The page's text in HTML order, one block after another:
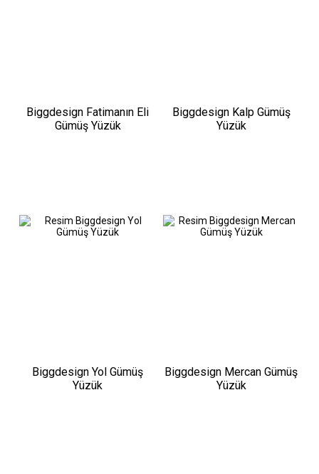
Biggdesign Fatimanın Eli
Gümüş Yüzük
Biggdesign Kalp Gümüş
Yüzük
Biggdesign Yol Gümüş
Yüzük
Biggdesign Mercan Gümüş
Yüzük